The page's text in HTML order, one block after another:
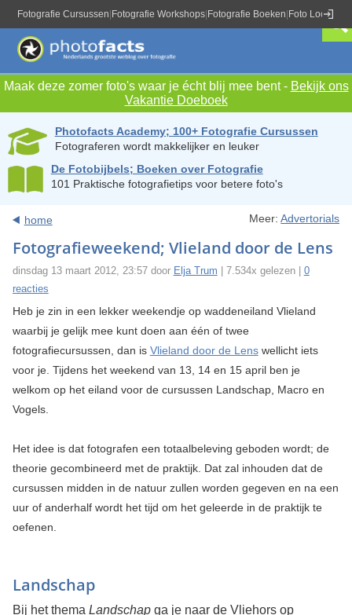
Fotografie Cursussen Fotografie Workshops Fotografie Boeken Foto Locaties
Maak deze zomer foto's waar je écht blij mee bent - Bekijk ons
Vakantie Doeboek
Photofacts Academy; 100+ Fotografie Cursussen
Fotograferen wordt makkelijker en leuker
De Fotobijbels; Boeken over Fotografie
101 Praktische fotografietips voor betere foto's
home Meer:Advertorials
Fotografieweekend; Vlieland door de Lens
dinsdag 13 maart 2012, 23:57 door Elja Trum | 7.534x gelezen | 0
reacties
Heb je zin in een lekker weekendje op waddeneiland Vlieland
waarbij je gelijk mee kunt doen aan één of twee
fotografiecursussen, dan is Vlieland door de Lenswellicht iets
voor je. Tijdens het weekend van 13, 14 en 15 april ben je
welkom op het eiland voor de cursussen Landschap, Macro en
Vogels.
Het idee is dat fotografen een totaalbeleving geboden wordt; de
theorie gecombineerd met de praktijk. Dat zal inhouden dat de
cursussen midden in de natuur zullen worden gegeven en na een
uur of anderhalf wordt het tijd om het geleerde in de praktijk te
oefenen.
Landschap
Bij het thema Landschapga je naar de Vliehors op